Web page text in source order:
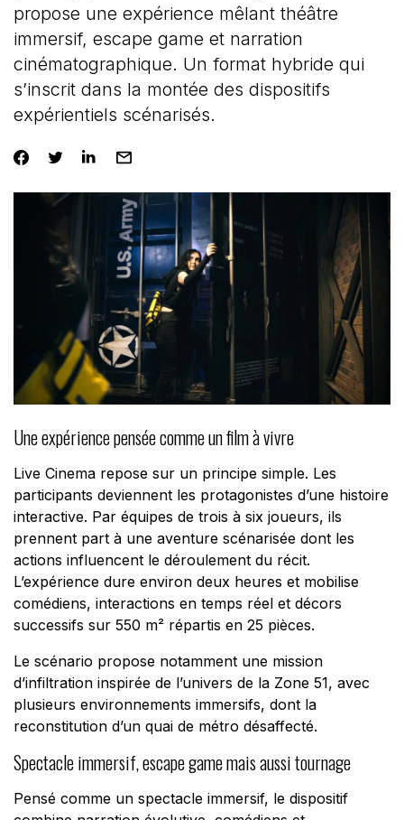
propose une expérience mêlant théâtre
immersif, escape game et narration
cinématographique. Un format hybride qui
s’inscrit dans la montée des dispositifs
expérientiels scénarisés.
Une expérience pensée comme un film à vivre
Live Cinema repose sur un principe simple. Les
participants deviennent les protagonistes d’une histoire
interactive. Par équipes de trois à six joueurs, ils
prennent part à une aventure scénarisée dont les
actions influencent le déroulement du récit.
L’expérience dure environ deux heures et mobilise
comédiens, interactions en temps réel et décors
successifs sur 550 m² répartis en 25 pièces.
Le scénario propose notamment une mission
d’infiltration inspirée de l’univers de la Zone 51, avec
plusieurs environnements immersifs, dont la
reconstitution d’un quai de métro désaffecté.
Spectacle immersif, escape game mais aussi tournage
Pensé comme un spectacle immersif, le dispositif